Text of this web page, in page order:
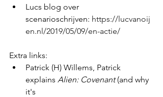
Lucs blog over
scenarioschrijven: https://lucvanoij
en.nl/2019/05/09/en-actie/
Extra links:
Patrick (H) Willems, Patrick
explains Alien: Covenant (and why
it's